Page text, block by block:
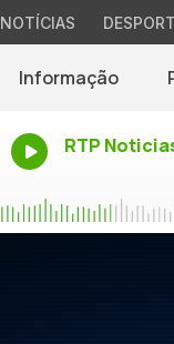
NOTÍCIAS
Informação
RTP